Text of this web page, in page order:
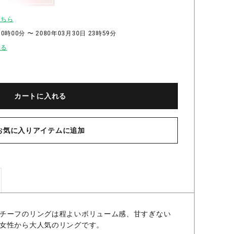
ら
時00分 〜 2080年03月30日 23時59分
カートに入れる
気に入りアイテムに追加
ーフのリングは程よいボリューム感、甘すぎない
性から大人気のリングです。